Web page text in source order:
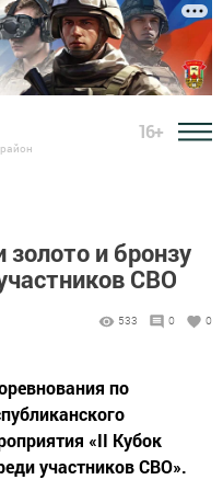
16+
и бронзу
СВО
533 0 0
по
«II Кубок
участников СВО».